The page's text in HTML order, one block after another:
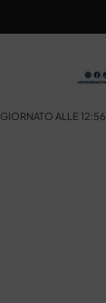
ALLE 12:56